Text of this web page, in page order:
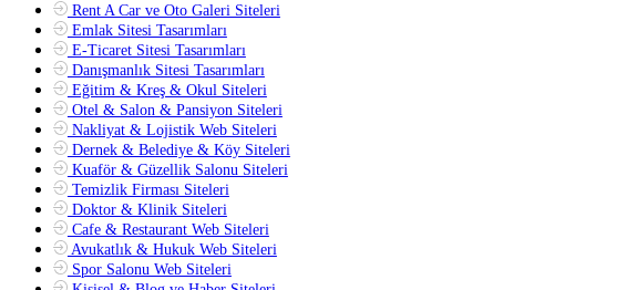
Rent A Car ve Oto Galeri Siteleri
Emlak Sitesi Tasarımları
E-Ticaret Sitesi Tasarımları
Danışmanlık Sitesi Tasarımları
Eğitim & Kreş & Okul Siteleri
Otel & Salon & Pansiyon Siteleri
Nakliyat & Lojistik Web Siteleri
Dernek & Belediye & Köy Siteleri
Kuaför & Güzellik Salonu Siteleri
Temizlik Firması Siteleri
Doktor & Klinik Siteleri
Cafe & Restaurant Web Siteleri
Avukatlık & Hukuk Web Siteleri
Spor Salonu Web Siteleri